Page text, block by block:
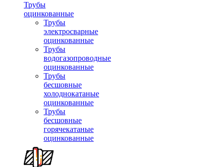
Трубы
оцинкованные
Трубы
электросварные
оцинкованные
Трубы
водогазопроводные
оцинкованные
Трубы
бесшовные
холоднокатаные
оцинкованные
Трубы
бесшовные
горячекатаные
оцинкованные